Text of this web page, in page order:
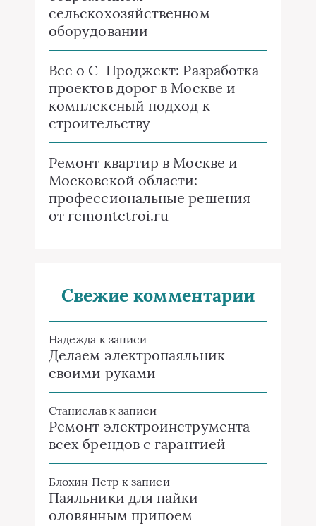
сельскохозяйственном
оборудовании
Все о C-Проджект: Разработка
проектов дорог в Москве и
комплексный подход к
строительству
Ремонт квартир в Москве и
Московской области:
профессиональные решения
от remontctroi.ru
Свежие комментарии
Надежда к записи
Делаем электропаяльник
своими руками
Станиславк записи
Ремонт электроинструмента
всех брендов с гарантией
Блохин Петр к записи
Паяльники для пайки
оловянным припоем